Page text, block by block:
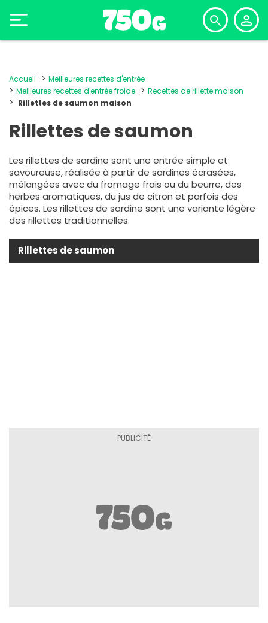
Accueil
Meilleures recettes d'entrée
Meilleures recettes d'entrée froide
Recettes de rillette maison
Rillettes de saumon maison
Rillettes de saumon
Les rillettes de sardine sont une entrée simple et
savoureuse, réalisée à partir de sardines écrasées,
mélangées avec du fromage frais ou du beurre, des
herbes aromatiques, du jus de citron et parfois des
épices. Les rillettes de sardine sont une variante légère
des rillettes traditionnelles.
Rillettes de saumon